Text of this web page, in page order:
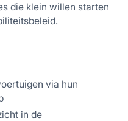
die klein willen starten
via hun
in de